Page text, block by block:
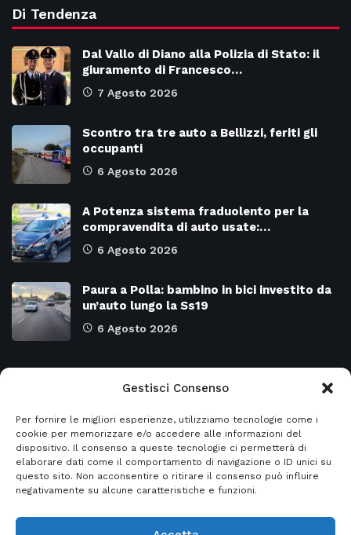
Gestisci Consenso
Per fornire le migliori esperienze, utilizziamo tecnologie come i
cookie per memorizzare e/o accedere alle informazioni del
dispositivo. Il consenso a queste tecnologie ci permetterà di
elaborare dati come il comportamento di navigazione o ID unici su
questo sito. Non acconsentire o ritirare il consenso può influire
negativamente su alcune caratteristiche e funzioni.
Di Tendenza
Dal Vallo di Diano alla Polizia di Stato: il
giuramento di Francesco…
7 Agosto 2026
Scontro tra tre auto a Bellizzi, feriti gli
occupanti
6 Agosto 2026
A Potenza sistema fraduolento per la
compravendita di auto usate:…
6 Agosto 2026
Paura a Polla: bambino in bici investito da
un’auto lungo la Ss19
6 Agosto 2026
Attualità 8973
Cronaca 6476
Primo piano 5953
SALERNO e Provincia 4128
Regione CAMPANIA
Regione BASILICATA